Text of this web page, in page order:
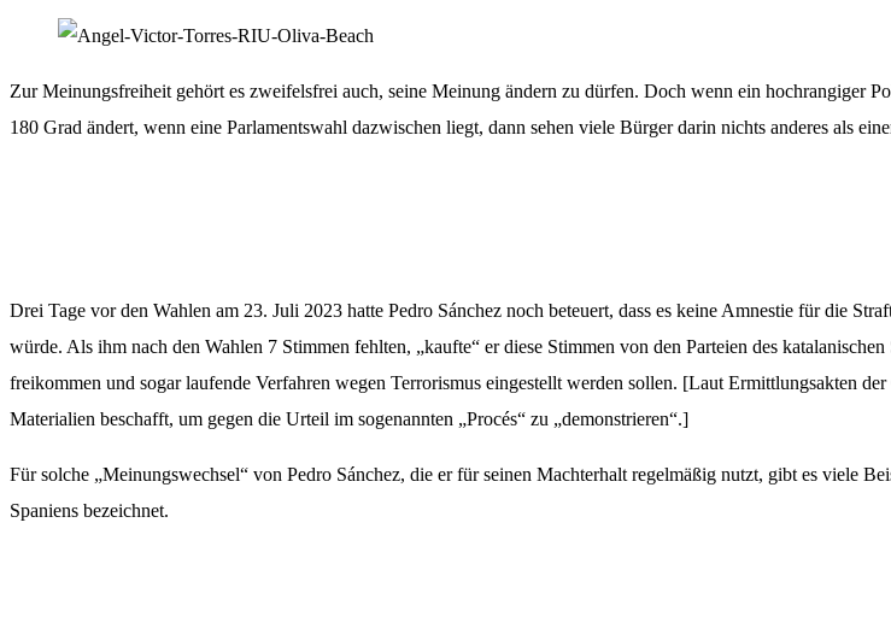
Zur Meinungsfreiheit gehört es zweifelsfrei auch, seine Meinung ändern zu dürfen. Doch wenn ein hochrangiger
180 Grad ändert, wenn eine Parlamentswahl dazwischen liegt, dann sehen viele Bürger darin nichts anderes als
Drei Tage vor den Wahlen am 23. Juli 2023 hatte Pedro Sánchez noch beteuert, dass es keine Amnestie für die
würde. Als ihm nach den Wahlen 7 Stimmen fehlten, „kaufte“ er diese Stimmen von den Parteien des
freikommen und sogar laufende Verfahren wegen Terrorismus eingestellt werden sollen. [Laut Ermittlungsakten
Materialien beschafft, um gegen die Urteil im sogenannten „Procés“ zu „demonstrieren“.]
Für solche „Meinungswechsel“ von Pedro Sánchez, die er für seinen Machterhalt regelmäßig nutzt, gibt es viele
Spaniens bezeichnet.